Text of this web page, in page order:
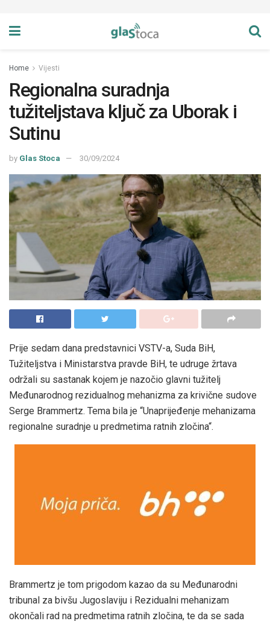
Home Vijesti
Regionalna suradnja
tužiteljstava ključ za Uborak i
Sutinu
by Glas Stoca 30/09/2024
Prije sedam dana predstavnici VSTV-a, Suda BiH,
Tužiteljstva i Ministarstva pravde BiH, te udruge žrtava
održali su sastanak kojem je nazočio glavni tužitelj
Međunarodnog rezidualnog mehanizma za krivične sudove
Serge Brammertz. Tema bila je “Unaprijeđenje mehanizama
regionalne suradnje u predmetima ratnih zločina“.
Brammertz je tom prigodom kazao da su Međunarodni
tribunal za bivšu Jugoslaviju i Rezidualni mehanizam
okončali rad na predmetima ratnih zločina, te da se sada